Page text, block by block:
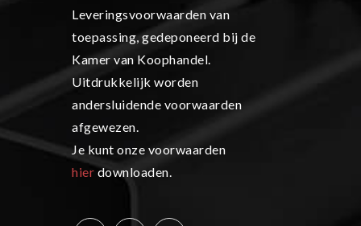
Leveringsvoorwaarden van
toepassing, gedeponeerd bij de
Kamer van Koophandel.
Uitdrukkelijk worden
andersluidende voorwaarden
afgewezen.
Je kunt onze voorwaarden
hier downloaden.